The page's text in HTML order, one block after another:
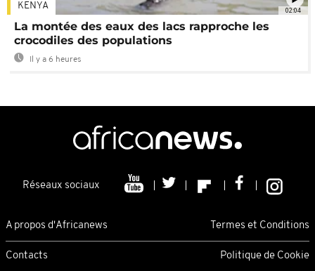
02:04
KENYA
La montée des eaux des lacs rapproche les
crocodiles des populations
Il y a 6 heures
Réseaux sociaux
A propos d'Africanews Termes et Conditions
Contacts Politique de Cookie